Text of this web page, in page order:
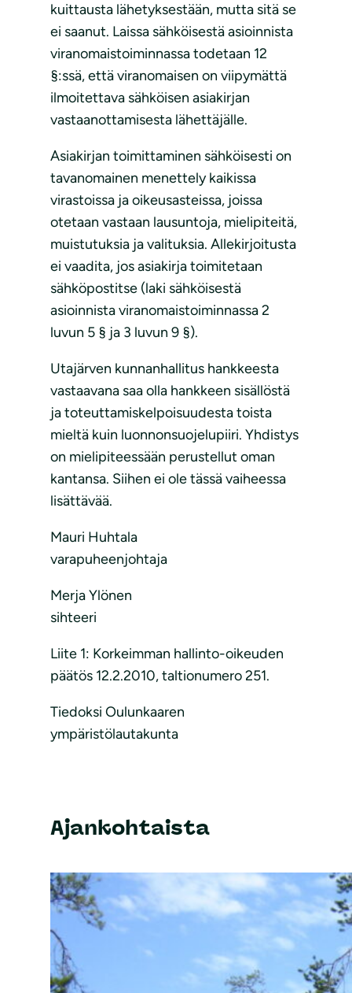
kuittausta lähetyksestään, mutta sitä se
ei saanut. Laissa sähköisestä asioinnista
viranomaistoiminnassa todetaan 12
§:ssä, että viranomaisen on viipymättä
ilmoitettava sähköisen asiakirjan
vastaanottamisesta lähettäjälle.
Asiakirjan toimittaminen sähköisesti on
tavanomainen menettely kaikissa
virastoissa ja oikeusasteissa, joissa
otetaan vastaan lausuntoja, mielipiteitä,
muistutuksia ja valituksia. Allekirjoitusta
ei vaadita, jos asiakirja toimitetaan
sähköpostitse (laki sähköisestä
asioinnista viranomaistoiminnassa 2
luvun 5 § ja 3 luvun 9 §).
Utajärven kunnanhallitus hankkeesta
vastaavana saa olla hankkeen sisällöstä
ja toteuttamiskelpoisuudesta toista
mieltä kuin luonnonsuojelupiiri. Yhdistys
on mielipiteessään perustellut oman
kantansa. Siihen ei ole tässä vaiheessa
lisättävää.
Mauri Huhtala
varapuheenjohtaja
Merja Ylönen
sihteeri
Liite 1: Korkeimman hallinto-oikeuden
päätös 12.2.2010, taltionumero 251.
Tiedoksi Oulunkaaren
ympäristölautakunta
Ajankohtaista